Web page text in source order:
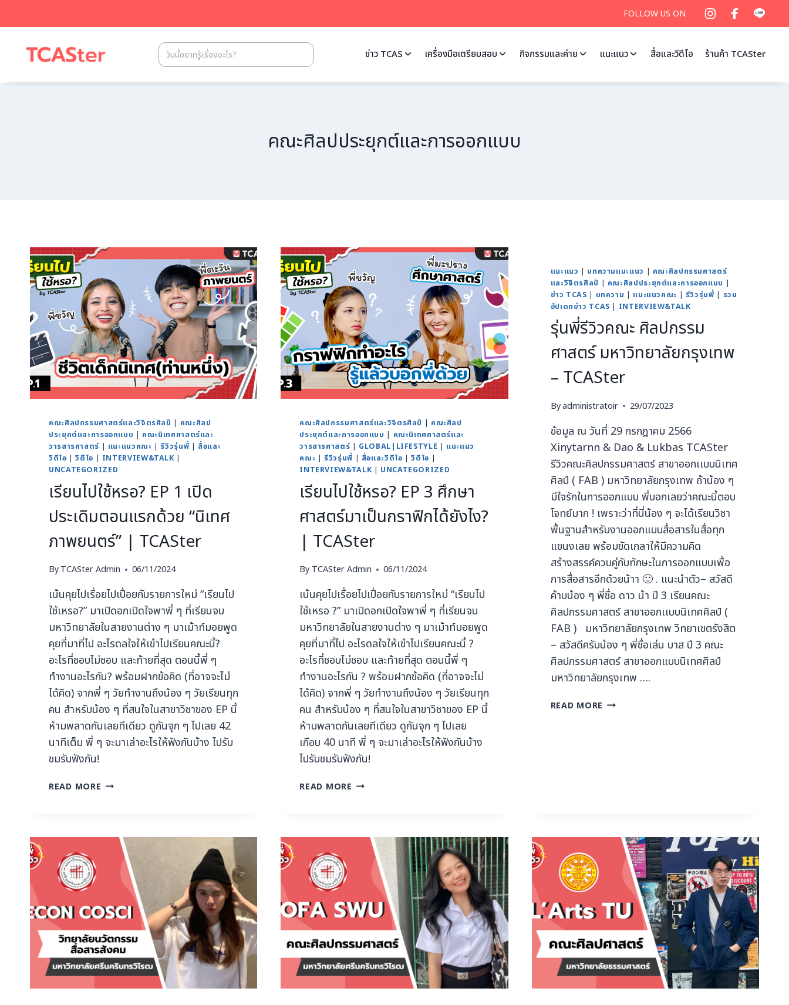
FOLLOW US ON
ข่าว TCAS เครื่องมือเตรียมสอบ กิจกรรมและค่าย แนะแนว สื่อและวิดีโอ ร้านค้า TCASter
คณะศิลปประยุกต์และการออกแบบ
คณะศิลปกรรมศาสตร์และวิจิตรศิลป์
คณะศิลป
ประยุกต์และการออกแบบ
คณะนิเทศศาสตร์และ
วารสารศาสตร์
แนะแนวคณะ รีวิวรุ่นพี่
สื่อและ
วิดีโอ |วิดีโอ INTERVIEW&TALK
UNCATEGORIZED
เรียนไปใช้หรอ? EP 1 เปิด
ประเดิมตอนแรกด้วย “นิเทศ
ภาพยนตร์” | TCASter
ByTCASter Admin 06/11/2024
เน้นคุยไปเรื่อยไปเปื่อยกับรายการใหม่ “เรียนไป
ใช้เหรอ?” มาเปิดอกเปิดใจพาพี่ ๆ ที่เรียนจบ
มหาวิทยาลัยในสายงานต่าง ๆ มาเม้าท์มอยพูด
คุยที่มาที่ไป อะไรดลใจให้เข้าไปเรียนคณะนี้?
อะไรที่ชอบไม่ชอบ และท้ายที่สุด ตอนนี้พี่ ๆ
ทำงานอะไรกัน? พร้อมฝากข้อคิด (ที่อาจจะไม่
ได้คิด) จากพี่ ๆ วัยทำงานถึงน้อง ๆ วัยเรียนทุก
คน สำหรับน้อง ๆ ที่สนใจในสาขาวิชาของ EP นี้
ห้ามพลาดกันเลยทีเดียว ดูกันจุก ๆ ไปเลย 42
นาทีเต็ม พี่ ๆ จะมาเล่าอะไรให้ฟังกันบ้าง ไปรับ
ชมรับฟังกัน!
READ MORE
คณะศิลปกรรมศาสตร์และวิจิตรศิลป์
คณะศิลป
ประยุกต์และการออกแบบ
คณะนิเทศศาสตร์และ
วารสารศาสตร์
GLOBAL|LIFESTYLE
แนะแนว
คณะ
รีวิวรุ่นพี่ สื่อและวิดีโอ |วิดีโอ
INTERVIEW&TALK
UNCATEGORIZED
เรียนไปใช้หรอ? EP 3 ศึกษา
ศาสตร์มาเป็นกราฟิกได้ยังไง?
| TCASter
By TCASter Admin 06/11/2024
เน้นคุยไปเรื่อยไปเปื่อยกับรายการใหม่ “เรียนไป
ใช้เหรอ ?” มาเปิดอกเปิดใจพาพี่ ๆ ที่เรียนจบ
มหาวิทยาลัยในสายงานต่าง ๆ มาเม้าท์มอยพูด
คุยที่มาที่ไป อะไรดลใจให้เข้าไปเรียนคณะนี้ ?
อะไรที่ชอบไม่ชอบ และท้ายที่สุด ตอนนี้พี่ ๆ
ทำงานอะไรกัน ? พร้อมฝากข้อคิด (ที่อาจจะไม่
ได้คิด) จากพี่ ๆ วัยทำงานถึงน้อง ๆ วัยเรียนทุก
คน สำหรับน้อง ๆ ที่สนใจในสาขาวิชาของ EP นี้
ห้ามพลาดกันเลยทีเดียว ดูกันจุก ๆ ไปเลย
เกือบ 40 นาที พี่ ๆ จะมาเล่าอะไรให้ฟังกันบ้าง
ไปรับชมรับฟังกัน!
READ MORE
แนะแนว | บทความแนะแนว | คณะศิลปกรรมศาสตร์
และวิจิตรศิลป์ | คณะศิลปประยุกต์และการออกแบบ |
ข่าว TCAS | บทความ | แนะแนวคณะ | รีวิวรุ่นพี่ | รวม
อัปเดทข่าว TCAS | INTERVIEW&TALK
รุ่นพี่รีวิวคณะ ศิลปกรรม
ศาสตร์ มหาวิทยาลัยกรุงเทพ
– TCASter
Byadministratoir 29/07/2023
ข้อมูล ณ วันที่ 29 กรกฎาคม 2566
Xinytarnn & Dao & Lukbas TCASter
รีวิวคณะศิลปกรรมศาสตร์ สาขาออกเเบบนิเทศ
ศิลป์ ( FAB ) มหาวิทยาลัยกรุงเทพ ถ้าน้อง ๆ
มีใจรักในการออกแบบ พี่บอกเลยว่าคณะนี้ตอบ
โจทย์มาก ! เพราะว่าที่นี่น้อง ๆ จะได้เรียนวิชา
พื้นฐานสำหรับงานออกแบบสื่อสารในสื่อทุก
แขนงเลย พร้อมขัดเกลาให้มีความคิด
สร้างสรรค์ควบคู่กับทักษะในการออกแบบเพื่อ
การสื่อสารอีกด้วยน้าา 🙂 . แนะนำตัว– สวัสดี
ค้าบน้อง ๆ พี่ชื่อ ดาว น้า ปี 3 เรียนคณะ
ศิลปกรรมศาสตร์ สาขาออกเเบบนิเทศศิลป์ (
FAB ) มหาวิทยาลัยกรุงเทพ วิทยาเขตรังสิต
– สวัสดีครับน้อง ๆ พี่ชื่อเล่น บาส ปี 3 คณะ
ศิลปกรรมศาสตร์ สาขาออกแบบนิเทศศิลป์
มหาวิทยาลัยกรุงเทพ ….
READ MORE